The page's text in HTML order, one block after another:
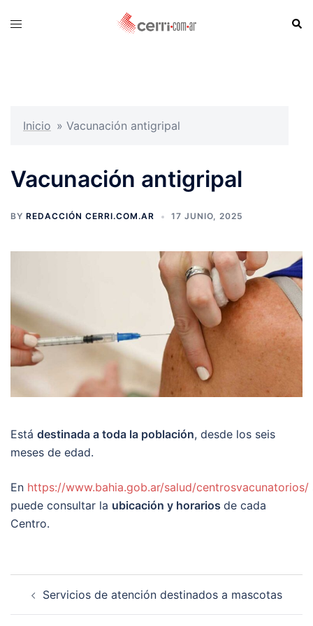
Toggle
Inicio » Vacunación antigripal
Vacunación antigripal
BY REDACCIÓN CERRI.COM.AR 17 JUNIO, 2025
Está destinada a toda la población, desde los seis
meses de edad.
En https://www.bahia.gob.ar/salud/centrosvacunatorios/
puede consultar la ubicación y horarios de cada
Centro.
navigation
Servicios de atención destinados a mascotas